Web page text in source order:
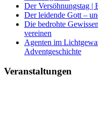
Der Versöhnungstag |
Der leidende Gott –
Die bedrohte
vereinen
Agenten im
Adventgeschichte
Veranstaltungen